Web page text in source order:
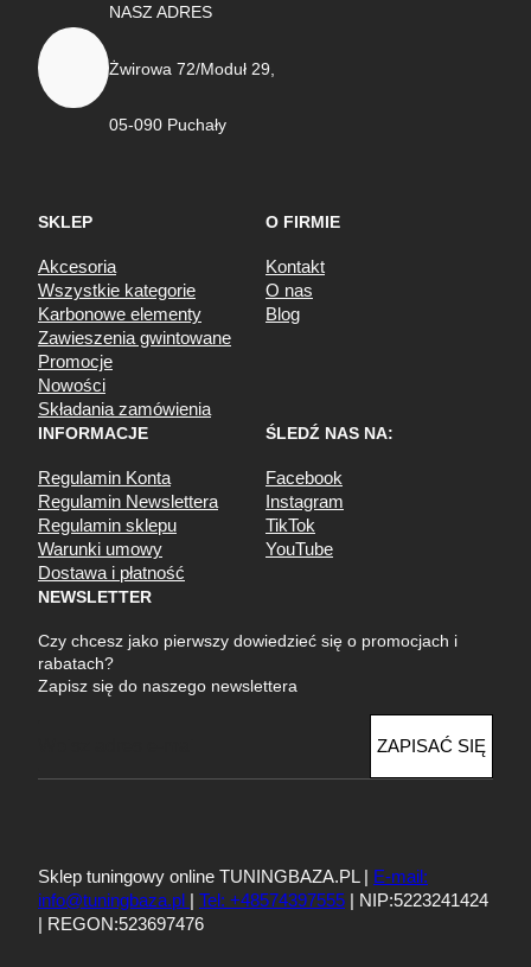
NASZ ADRES
Żwirowa 72/Moduł 29,
05-090 Puchały
SKLEP
Akcesoria
Wszystkie kategorie
Karbonowe elementy
Zawieszenia gwintowane
Promocje
Nowości
Składania zamówienia
O FIRMIE
Kontakt
O nas
Blog
INFORMACJE
Regulamin Konta
Regulamin Newslettera
Regulamin sklepu
Warunki umowy
Dostawa i płatność
ŚLEDŹ NAS NA:
Facebook
Instagram
TikTok
YouTube
NEWSLETTER
Czy chcesz jako pierwszy dowiedzieć się o promocjach i
rabatach?
Zapisz się do naszego newslettera
a
ZAPISAĆ SIĘ
Sklep tuningowy online TUNINGBAZA.PL |
E-mail:
info@tuningbaza.pl
Tel: +48574397555 | NIP:5223241424
| REGON:523697476